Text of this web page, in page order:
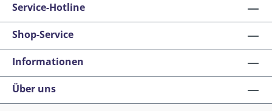
Service-Hotline
Shop-Service
Informationen
Über uns